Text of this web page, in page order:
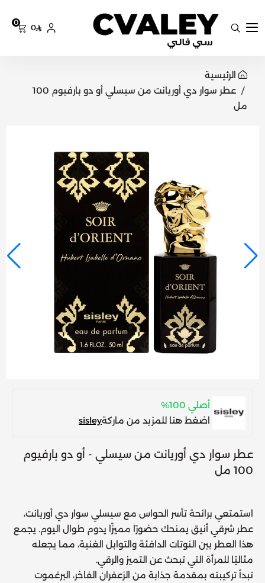
سي فالي
0
0
الرئيسية
عطر سوار دي أوريانت من سيسلي أو دو بارفيوم 100
مل
أصلي 100%
اضغط هنا للمزيد من ماركةsisley
عطر سوار دي أوريانت من سيسلي - أو دو بارفيوم
100 مل
استمتعي برائحة تأسر الحواس مع سيسلي سوار دي أوريانت،
عطر شرقي أنيق يمنحك حضورًا مميزًا يدوم طوال اليوم. يجمع
هذا العطر بين النوتات الدافئة والتوابل الغنية، مما يجعله
مثاليًا للمرأة التي تبحث عن التميز والرقي.
تبدأ تركيبته بمقدمة جذابة من الزعفران الفاخر، البرغموت